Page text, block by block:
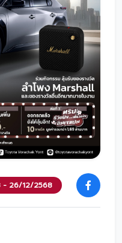
นัดหมาย
- 26/12/2568